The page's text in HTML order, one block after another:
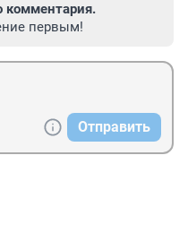
комментария.
первым!
Отправить